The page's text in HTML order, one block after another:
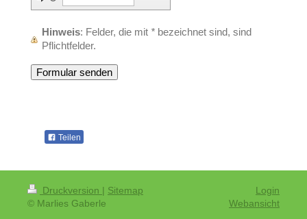
Hinweis : Felder, die mit * bezeichnet sind, sind
Pflichtfelder.
Teilen
Druckversion | Sitemap
© Marlies Gaberle
Login
Webansicht